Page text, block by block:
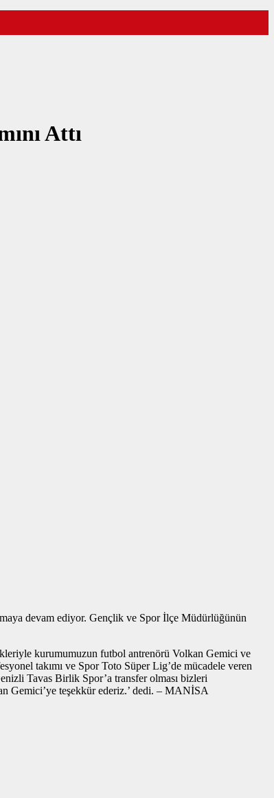
Attı
devam ediyor. Gençlik ve Spor İlçe Müdürlüğünün
kurumumuzun futbol antrenörü Volkan Gemici ve
takımı ve Spor Toto Süper Lig’de mücadele veren
Tavas Birlik Spor’a transfer olması bizleri
Gemici’ye teşekkür ederiz.’ dedi. – MANİSA